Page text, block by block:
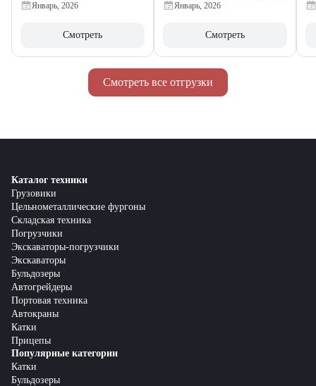
Смотреть все отгрузки
Январь, 2026
Смотреть
Январь, 2026
Смотреть
Каталог техники
Грузовики
Цельнометаллические фургоны
Складская техника
Погрузчики
Экскаваторы-погрузчики
Экскаваторы
Бульдозеры
Автогрейдеры
Портовая техника
Автокраны
Катки
Прицепы
Популярные категории
Катки
Бульдозеры